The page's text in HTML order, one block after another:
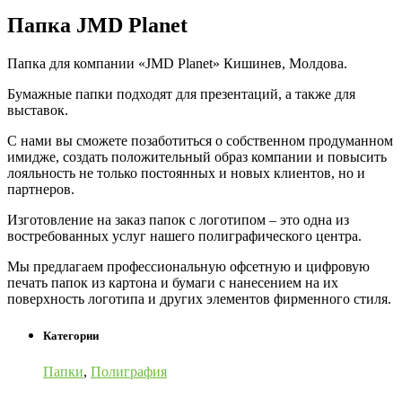
Папка JMD Planet
Папка для компании «JMD Planet» Кишинев, Молдова.
Бумажные папки подходят для презентаций, а также для
выставок.
С нами вы сможете позаботиться о собственном продуманном
имидже, создать положительный образ компании и повысить
лояльность не только постоянных и новых клиентов, но и
партнеров.
Изготовление на заказ папок с логотипом – это одна из
востребованных услуг нашего полиграфического центра.
Мы предлагаем профессиональную офсетную и цифровую
печать папок из картона и бумаги с нанесением на их
поверхность логотипа и других элементов фирменного стиля.
Категории
Папки, Полиграфия